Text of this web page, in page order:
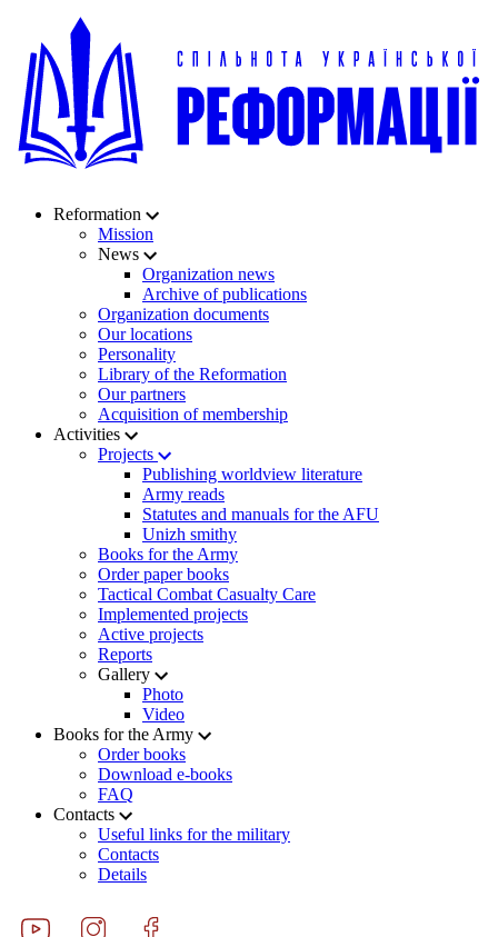
Reformation
Mission
News
Organization news
Archive of publications
Organization documents
Our locations
Personality
Library of the Reformation
Our partners
Acquisition of membership
Activities
Projects
Publishing worldview literature
Army reads
Statutes and manuals for the AFU
Unizh smithy
Books for the Army
Order paper books
Tactical Combat Casualty Care
Implemented projects
Active projects
Reports
Gallery
Photo
Video
Books for the Army
Order books
Download e-books
FAQ
Contacts
Useful links for the military
Contacts
Details